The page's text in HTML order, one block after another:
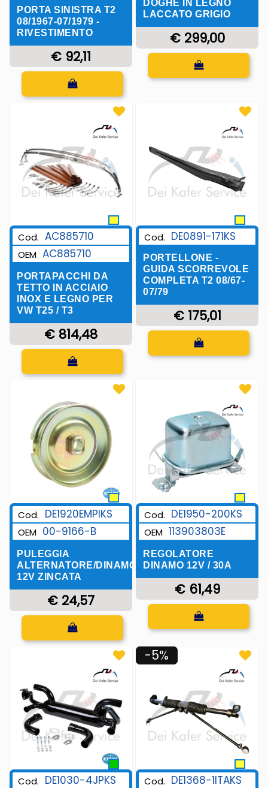
PORTA SINISTRA T2
08/1967-07/1979 -
RIVESTIMENTO
€ 92,11
Quantità
DOGHE IN LEGNO
LACCATO GRIGIO
€ 299,00
Quantità
Cod. AC885710
OEM AC885710
PORTAPACCHI DA
TETTO IN ACCIAIO
INOX E LEGNO PER
VW T25 / T3
€ 814,48
Quantità
Cod. DE0891-171KS
PORTELLONE -
GUIDA SCORREVOLE
COMPLETA T2 08/67-
07/79
€ 175,01
Quantità
Cod. DE1920EMPIKS
OEM 00-9166-B
PULEGGIA
ALTERNATORE/DINAMO
12V ZINCATA
€ 24,57
Quantità
Cod. DE1950-200KS
OEM 113903803E
REGOLATORE
DINAMO 12V / 30A
€ 61,49
Quantità
Cod. DE1030-4JPKS
-5%
Cod. DE1368-1ITAKS